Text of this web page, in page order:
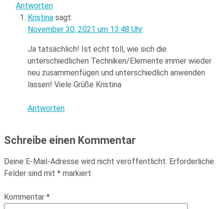
Antworten
Kristina sagt:
November 30, 2021 um 13:48 Uhr
Ja tatsächlich! Ist echt toll, wie sich die
unterschiedlichen Techniken/Elemente immer wieder
neu zusammenfügen und unterschiedlich anwenden
lassen! Viele Grüße Kristina
Antworten
Schreibe einen Kommentar
Deine E-Mail-Adresse wird nicht veröffentlicht. Erforderliche
Felder sind mit * markiert
Kommentar *